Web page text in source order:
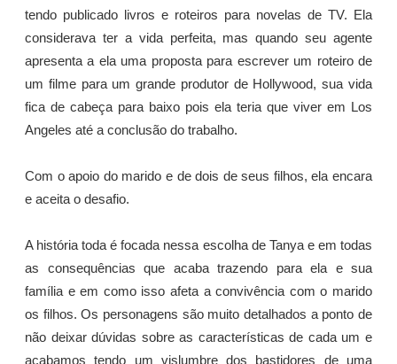
tendo publicado livros e roteiros para novelas de TV. Ela
considerava ter a vida perfeita, mas quando seu agente
apresenta a ela uma proposta para escrever um roteiro de
um filme para um grande produtor de Hollywood, sua vida
fica de cabeça para baixo pois ela teria que viver em Los
Angeles até a conclusão do trabalho.
Com o apoio do marido e de dois de seus filhos, ela encara
e aceita o desafio.
A história toda é focada nessa escolha de Tanya e em todas
as consequências que acaba trazendo para ela e sua
família e em como isso afeta a convivência com o marido
os filhos. Os personagens são muito detalhados a ponto de
não deixar dúvidas sobre as características de cada um e
acabamos tendo um vislumbre dos bastidores de uma